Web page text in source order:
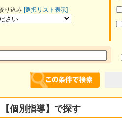
り込み [選択リスト表示]
個別指導】で探す